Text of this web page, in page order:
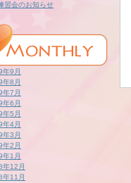
習会のお知らせ
年9月
年8月
年7月
年6月
年5月
年4月
年3月
年2月
年1月
年12月
年11月